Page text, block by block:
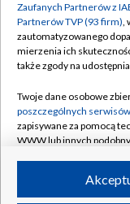
Emisja w TVP
Centrum
Naziemna
Rada Programowa
System NOS
Informacje o
Program dla prasy
Zaufanych Partnerów z
Partnerów TVP (93 firm),
zautomatyzowanego
mierzenia ich
także zgody na
Twoje dane osobowe
poszczególnych serwisów
zapisywane za pomocą
WWW lub innych
ruchu w Internecie.